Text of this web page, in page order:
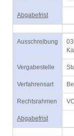
Abgabefrist
Ausschreibung
Vergabestelle
Verfahrensart
Rechtsrahmen
Abgabefrist